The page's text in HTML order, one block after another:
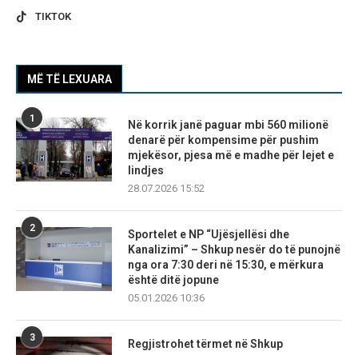
TIKTOK
MË TË LEXUARA
1
Në korrik janë paguar mbi 560 milionë
denarë për kompensime për pushim
mjekësor, pjesa më e madhe për lejet e
lindjes
28.07.2026 15:52
2
Sportelet e NP “Ujësjellësi dhe
Kanalizimi” – Shkup nesër do të punojnë
nga ora 7:30 deri në 15:30, e mërkura
është ditë jopune
05.01.2026 10:36
3
Regjistrohet tërmet në Shkup